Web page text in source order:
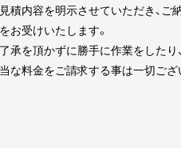
積内容を明示させていただき、ご
お受けいたします。
承を頂かずに勝手に作業をした
な料金をご請求する事は一切ござ